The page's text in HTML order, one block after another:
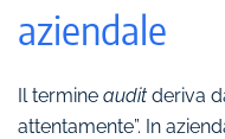
aziendale
Il termine audit deriva
attentamente”. In